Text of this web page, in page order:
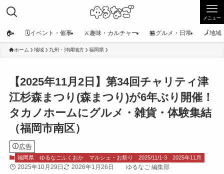
メニュー
🏠 🗓️イベント・催事 ⚔️趣味・カルチャー 🏪グルメ・日常 🗾地域
ホーム 地域 九州・沖縄地方 福岡県
【2025年11月2日】第34回チャリティ津
江杉森まつり(森まつり)が6年ぶり開催！
タカノホームにグルメ・雑貨・体験集結
（福岡市南区）
広告
福岡県 ゆるなごふくおか マルシェ・お祭り 2025/11/1-3 2025年11月
2025年10月29日 2026年1月26日 ゆるなご 編集部